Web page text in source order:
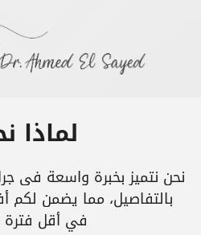
لماذا
نحن نتميز بخبرة واسعة في
بالتفاصيل، مما يضمن لكم
في أقل